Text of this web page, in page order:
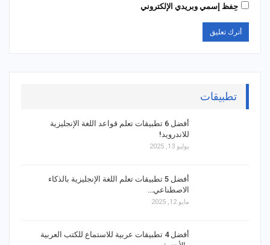
حِفظ إسمي وبريدي الإلكتروني
تطبيقات
أفضل 6 تطبيقات تعلم قواعد اللغة الإنجليزية
للاندرويد!
يوليو 13, 2025
أفضل 5 تطبيقات تعلم اللغة الإنجليزية بالذكاء
الاصطناعي…
مايو 12, 2025
أفضل 4 تطبيقات عربية للاستماع للكتب العربية